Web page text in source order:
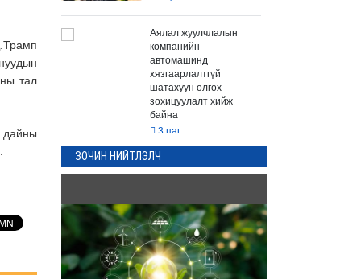
тал
дайны
Аялал жуулчлалын
компанийн
автомашинд
хязгаарлалтгүй
шатахуун олгох
зохицуулалт хийж
байна
3 цаг
“Дүрслэх урлагийн
үзмэр эд зүйлсийг
толилуулж байна
4 цаг
"ДЦС-3” ТӨХК-ийн
ЗОЧИН НИЙТЛЭЛЧ